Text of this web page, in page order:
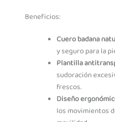
Beneficios:
Cuero badana
y seguro para la
Plantilla
sudoración
frescos.
Diseño
los movimientos